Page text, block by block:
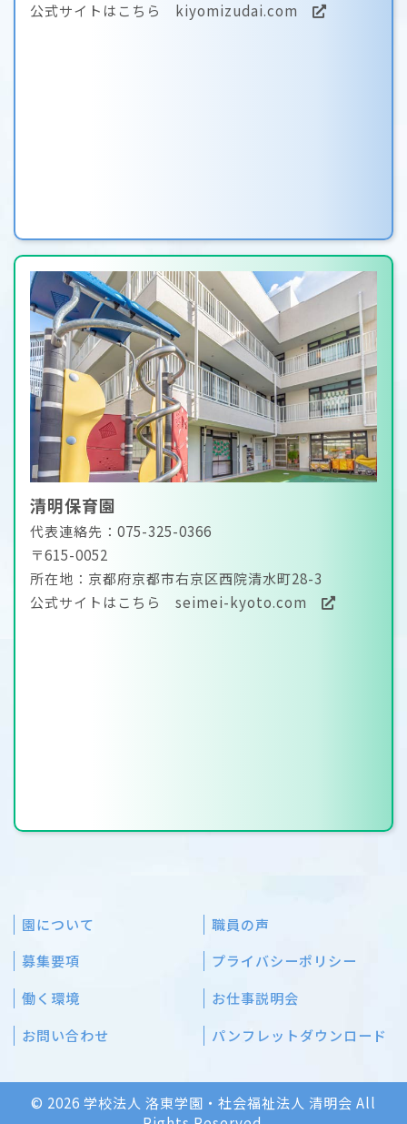
公式サイトはこちら kiyomizudai.com
清明保育園
代表連絡先：075-325-0366
〒615-0052
所在地：京都府京都市右京区西院清水町28-3
公式サイトはこちら seimei-kyoto.com
園について
職員の声
募集要項
プライバシーポリシー
働く環境
お仕事説明会
お問い合わせ
パンフレットダウンロード
© 2026 学校法人 洛東学園・社会福祉法人 清明会 All